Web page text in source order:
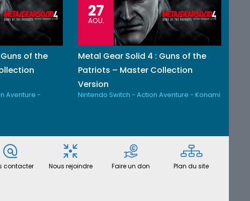
of the
Aventure -
27
AOU.
Metal Gear Solid 4 : Guns of the
Patriots – Master Collection
Version
Nintendo Switch - Action Aventure - Konami
contacter Nous rejoindre Faire un don Plan du site